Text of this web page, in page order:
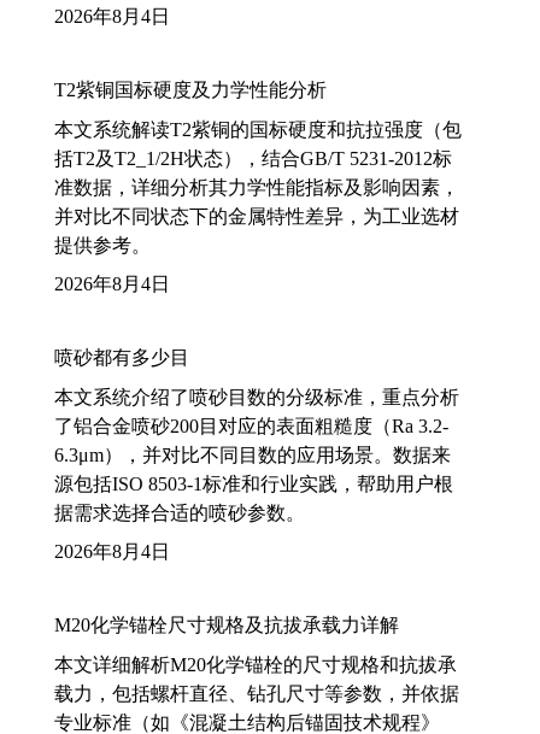
2026年8月4日
T2紫铜国标硬度及力学性能分析
本文系统解读T2紫铜的国标硬度和抗拉强度（包
括T2及T2_1/2H状态），结合GB/T 5231-2012标
准数据，详细分析其力学性能指标及影响因素，
并对比不同状态下的金属特性差异，为工业选材
提供参考。
2026年8月4日
喷砂都有多少目
本文系统介绍了喷砂目数的分级标准，重点分析
了铝合金喷砂200目对应的表面粗糙度（Ra 3.2-
6.3μm），并对比不同目数的应用场景。数据来
源包括ISO 8503-1标准和行业实践，帮助用户根
据需求选择合适的喷砂参数。
2026年8月4日
M20化学锚栓尺寸规格及抗拔承载力详解
本文详细解析M20化学锚栓的尺寸规格和抗拔承
载力，包括螺杆直径、钻孔尺寸等参数，并依据
专业标准（如《混凝土结构后锚固技术规程》